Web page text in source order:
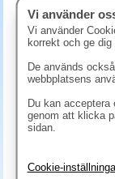
Vi använder
Vi använder
korrekt och ge
De används
webbplatsens
Du kan acceptera
genom att klicka
sidan.
Cookie-